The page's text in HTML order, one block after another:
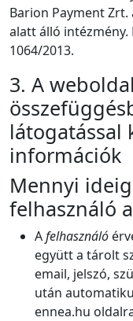
Barion Payment
alatt álló intézmény.
1064/2013.
3. A
látogatással
információk
Mennyi
felhasználó
Afelhasználó
együtt a tárolt
email, jelszó,
után
ennea.hu